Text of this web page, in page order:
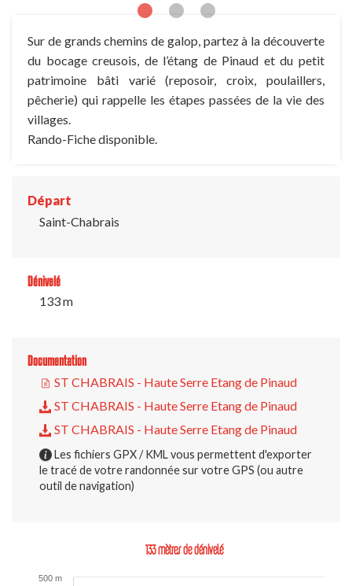
Sur de grands chemins de galop, partez à la découverte
du bocage creusois, de l’étang de Pinaud et du petit
patrimoine bâti varié (reposoir, croix, poulaillers,
pêcherie) qui rappelle les étapes passées de la vie des
villages.
Rando-Fiche disponible.
Départ
Saint-Chabrais
Dénivelé
133 m
Documentation
ST CHABRAIS - Haute Serre Etang de Pinaud
ST CHABRAIS - Haute Serre Etang de Pinaud
ST CHABRAIS - Haute Serre Etang de Pinaud
Les fichiers GPX / KML vous permettent d'exporter
le tracé de votre randonnée sur votre GPS (ou autre
outil de navigation)
133 mètres de dénivelé
500 m